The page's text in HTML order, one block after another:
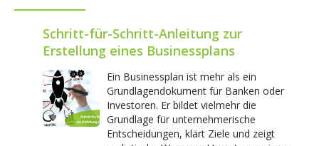
Schritt-für-Schritt-Anleitung zur
Erstellung eines Businessplans
Ein Businessplan ist mehr als ein
Grundlagendokument für Banken oder
Investoren. Er bildet vielmehr die
Grundlage für unternehmerische
Entscheidungen, klärt Ziele und zeigt